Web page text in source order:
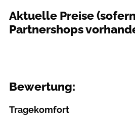
Aktuelle Preise
Partnershops
Bewertung:
Tragekomfort